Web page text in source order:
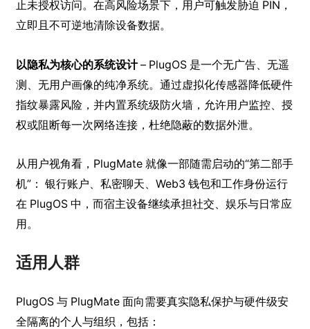
止未授权访问。在高风险场景下，用户可触发胁迫 PIN，
立即且不可逆地清除设备数据。
以隐私为核心的系统设计– PlugOS 是一个无广告、无遥
测、无用户画像的纯净系统。通过虚拟化传感器降低硬件
指纹暴露风险，并内置系统级防火墙，允许用户监控、授
权或阻断每一次网络连接，杜绝隐蔽的数据外泄。
从用户视角看，PlugMate 就像一部随需启动的“第二部手
机”： 银行账户、私密聊天、Web3 钱包和工作身份运行
在 PlugOS 中，而宿主设备继续承担社交、娱乐与日常应
用。
适用人群
PlugOS 与 PlugMate 面向需要真实隐私保护与硬件级安
全隔离的个人与组织，包括：